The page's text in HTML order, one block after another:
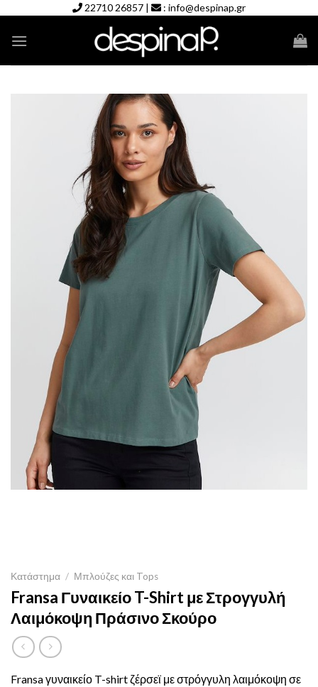
content
22710 26857 | : info@despinap.gr
Κατάστημα / Μπλούζες και Tops
Fransa Γυναικείο T-Shirt με Στρογγυλή
Λαιμόκοψη Πράσινο Σκούρο
Fransa γυναικείο T-shirt ζέρσεϊ με στρόγγυλη λαιμόκοψη σε